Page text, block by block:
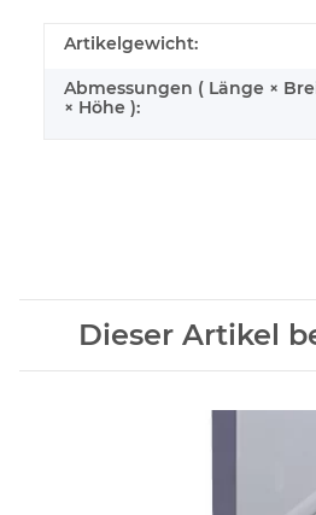
Artikelgewicht:
Abmessungen ( Länge ×
× Höhe ):
Dieser Artikel